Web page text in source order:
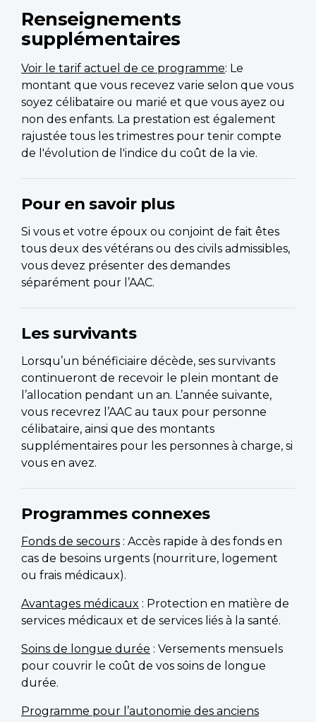
Renseignements
supplémentaires
Voir le tarif actuel de ce programme: Le
montant que vous recevez varie selon que vous
soyez célibataire ou marié et que vous ayez ou
non des enfants. La prestation est également
rajustée tous les trimestres pour tenir compte
de l'évolution de l'indice du coût de la vie.
Pour en savoir plus
Si vous et votre époux ou conjoint de fait êtes
tous deux des vétérans ou des civils admissibles,
vous devez présenter des demandes
séparément pour l’AAC.
Les survivants
Lorsqu’un bénéficiaire décède, ses survivants
continueront de recevoir le plein montant de
l’allocation pendant un an. L’année suivante,
vous recevrez l’AAC au taux pour personne
célibataire, ainsi que des montants
supplémentaires pour les personnes à charge, si
vous en avez.
Programmes connexes
Fonds de secours : Accès rapide à des fonds en
cas de besoins urgents (nourriture, logement
ou frais médicaux).
Avantages médicaux : Protection en matière de
services médicaux et de services liés à la santé.
Soins de longue durée : Versements mensuels
pour couvrir le coût de vos soins de longue
durée.
Programme pour l’autonomie des anciens